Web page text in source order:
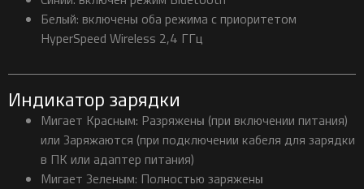
Белый: включены оба режима с приоритетом
HyperSpeed ​​Wireless 2,4 ГГц
Индикатор зарядки
Мигает Красным: Разряжены (при включении питания)
или Заряжаются (при подключении кабеля для зарядки
в ПК или адаптер питания)
Мигает Зеленым: Полностью заряжены